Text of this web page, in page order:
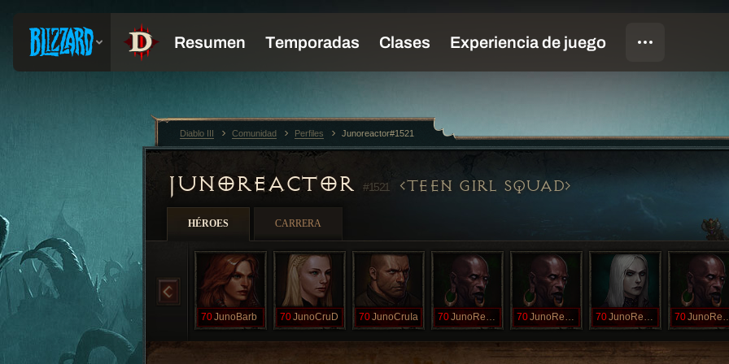
JUNOREACTOR #1521 TEEN GIRL SQUAD
HÉROES CARRERA
70JunoBarb 70JunoCruD 70JunoCruIa 70 JunoReacU 70 JunoReacX 70 JunoReacXB 70
Diablo III Comunidad Perfiles Junoreactor#1521